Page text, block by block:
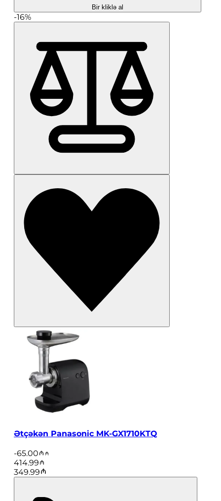
Bir kliklə al
-16%
Ətçəkən Panasonic MK-GX1710KTQ
-65.00
414.99
349.99